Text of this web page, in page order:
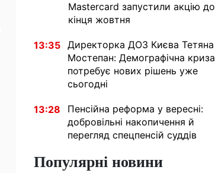
Mastercard запустили акцію до
кінця жовтня
13:35 Директорка ДОЗ Києва Тетяна
Мостепан: Демографічна криза
потребує нових рішень уже
сьогодні
13:28
Пенсійна реформа у вересні:
добровільні накопичення й
перегляд спецпенсій суддів
Популярні новини